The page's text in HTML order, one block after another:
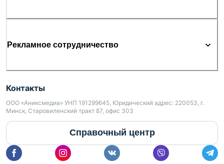
Рекламное сотрудничество
Контакты
ООО «Аниксмедиа» УНП 191299645, Юридический адрес: 220053, г.
Минск, Старовиленский тракт 87, офис 303
Справочный центр